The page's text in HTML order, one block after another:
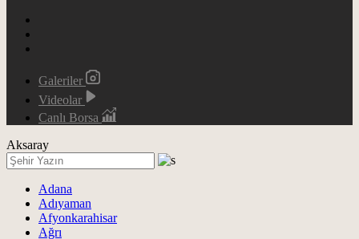
Galeriler
Videolar
Canlı Borsa
Aksaray
Adana
Adıyaman
Afyonkarahisar
Ağrı